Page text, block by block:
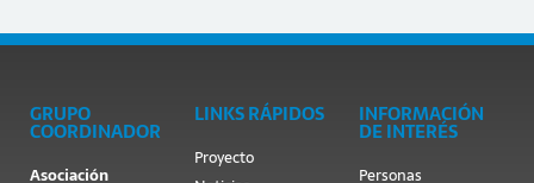
GRUPO
COORDINADOR
Asociación
LINKS RÁPIDOS
Proyecto
INFORMACIÓN
DE INTERÉS
Personas